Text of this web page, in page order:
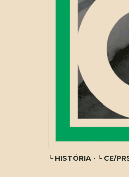
└ HISTÓRIA └ CE/